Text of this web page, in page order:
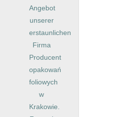
Angebot
unserer
erstaunlichen
Firma
Producent
opakowań
foliowych
w
Krakowie.